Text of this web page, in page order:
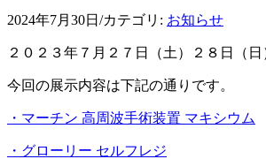
2024年7月30日 /カテゴリ: お知らせ
２０２３年７月２７日（土）２８日（
今回の展示内容は下記の通りです。
・マーチン 高周波手術装置 マキシウム
・グローリー セルフレジ